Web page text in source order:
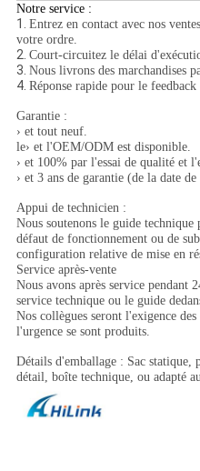
Notre service :
1. Entrez en contact avec nos
votre ordre.
2. Court-circuitez le délai
3. Nous livrons des marchandises
4. Réponse rapide pour le
Garantie :
› et tout neuf.
le› et l'OEM/ODM est disponible.
› et 100% par l'essai de qualité et
› et 3 ans de garantie (de la date
Appui de technicien :
Nous soutenons le guide technique
défaut de fonctionnement ou de
configuration relative de mise en
Service après-vente
Nous avons après service pendant
service technique ou le guide
Nos collègues seront l'exigence
l'urgence se sont produits.
Détails d'emballage : Sac statique,
détail, boîte technique, ou adapté